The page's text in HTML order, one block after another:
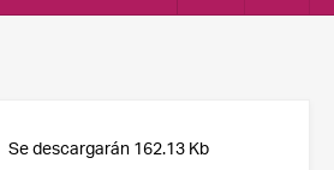
Se descargarán 162.13 Kb